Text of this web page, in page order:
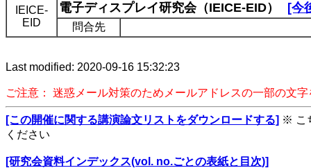
IEICE-
EID
電子ディスプレイ研究会（IEICE-EID） [今
問合先
Last modified: 2020-09-16 15:32:23
ご注意： 迷惑メール対策のためメールアドレスの一部の文
[この開催に関する講演論文リストをダウンロードする] ※ こ
ください
[研究会資料インデックス(vol. no.ごとの表紙と目次)]